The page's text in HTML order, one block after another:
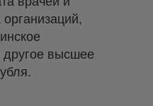
высшее